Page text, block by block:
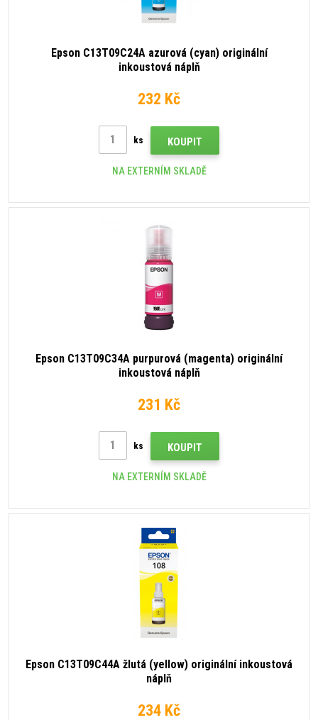
Epson C13T09C24A azurová (cyan) originální
inkoustová náplň
232 Kč
ks KOUPIT
NA EXTERNÍM SKLADĚ
Epson C13T09C34A purpurová (magenta) originální
inkoustová náplň
231 Kč
ks KOUPIT
NA EXTERNÍM SKLADĚ
Epson C13T09C44A žlutá (yellow) originální inkoustová
náplň
234 Kč